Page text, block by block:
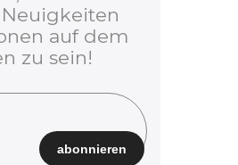
auf dem
zu sein!